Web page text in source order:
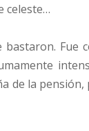
celeste…
Fue
de la pensión,